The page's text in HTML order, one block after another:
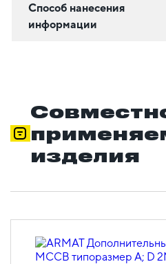
Способ нанесения
информации
изделия